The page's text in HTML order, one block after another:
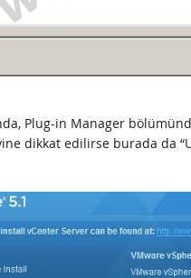
Plug-in Manager
dikkat edilirse burada da